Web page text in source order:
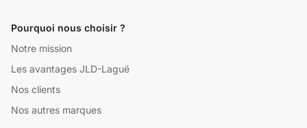
Pourquoi nous choisir ?
Notre mission
Les avantages JLD-Laguë
Nos clients
Nos autres marques